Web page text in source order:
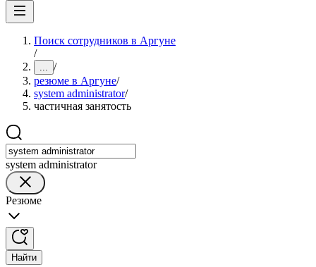
Поиск сотрудников в Аргуне
/
... /
резюме в Аргуне/
system administrator/
частичная занятость
system administrator
Резюме
Найти